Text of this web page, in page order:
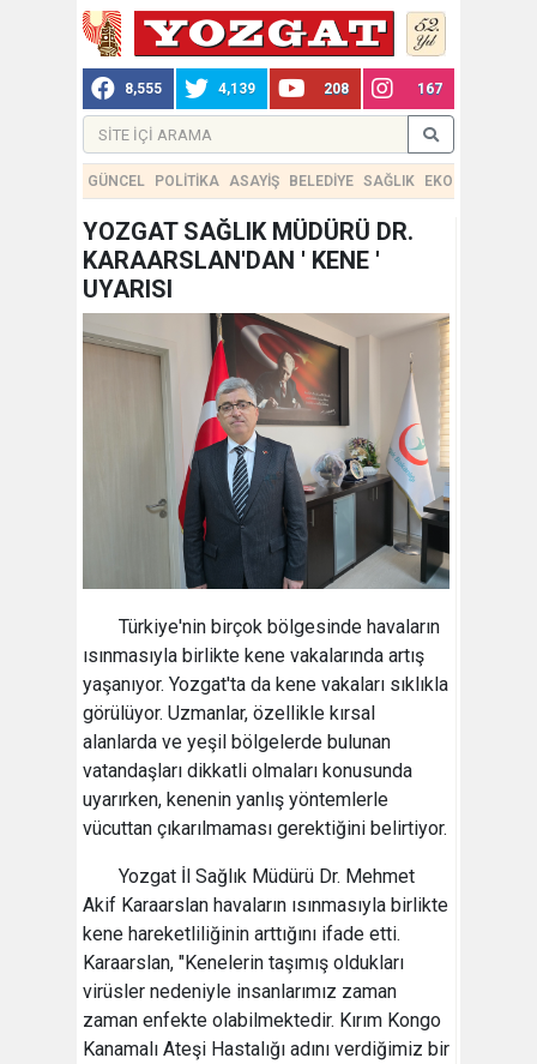
8,555 4,139 208 167
GÜNCEL POLİTİKA ASAYİŞ BELEDİYE SAĞLIK EKONOMİ
YOZGAT SAĞLIK MÜDÜRÜ DR.
KARAARSLAN'DAN ' KENE '
UYARISI
Türkiye'nin birçok bölgesinde havaların
ısınmasıyla birlikte kene vakalarında artış
yaşanıyor. Yozgat'ta da kene vakaları sıklıkla
görülüyor. Uzmanlar, özellikle kırsal
alanlarda ve yeşil bölgelerde bulunan
vatandaşları dikkatli olmaları konusunda
uyarırken, kenenin yanlış yöntemlerle
vücuttan çıkarılmaması gerektiğini belirtiyor.
Yozgat İl Sağlık Müdürü Dr. Mehmet
Akif Karaarslan havaların ısınmasıyla birlikte
kene hareketliliğinin arttığını ifade etti.
Karaarslan, "Kenelerin taşımış oldukları
virüsler nedeniyle insanlarımız zaman
zaman enfekte olabilmektedir. Kırım Kongo
Kanamalı Ateşi Hastalığı adını verdiğimiz bir